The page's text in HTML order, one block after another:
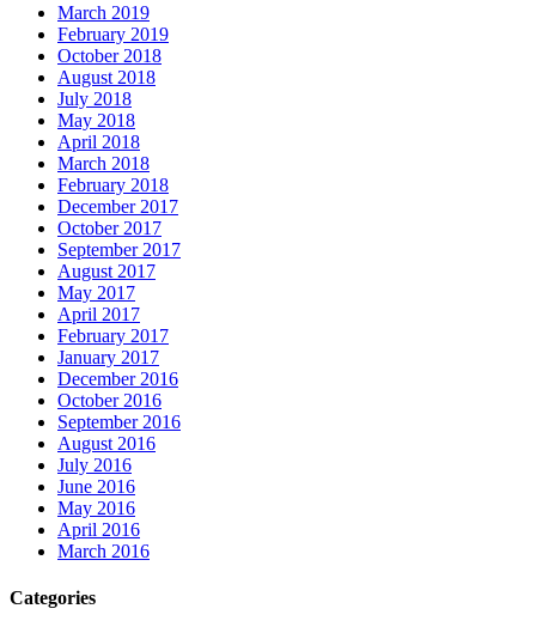
March 2019
February 2019
October 2018
August 2018
July 2018
May 2018
April 2018
March 2018
February 2018
December 2017
October 2017
September 2017
August 2017
May 2017
April 2017
February 2017
January 2017
December 2016
October 2016
September 2016
August 2016
July 2016
June 2016
May 2016
April 2016
March 2016
Categories